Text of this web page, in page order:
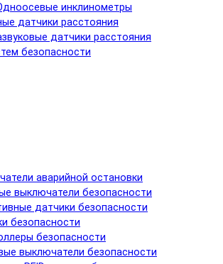
инклинометры
датчики расстояния
датчики расстояния
безопасности
аварийной остановки
выключатели безопасности
датчики безопасности
безопасности
безопасности
выключатели безопасности